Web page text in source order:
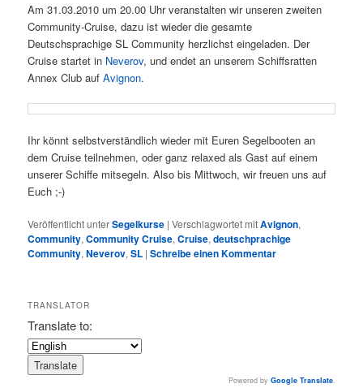
Am 31.03.2010 um 20.00 Uhr veranstalten wir unseren zweiten
Community-Cruise, dazu ist wieder die gesamte
Deutschsprachige SL Community herzlichst eingeladen. Der
Cruise startet in Neverov, und endet an unserem Schiffsratten
Annex Club aufAvignon.
Ihr könnt selbstverständlich wieder mit Euren Segelbooten an
dem Cruise teilnehmen, oder ganz relaxed als Gast auf einem
unserer Schiffe mitsegeln. Also bis Mittwoch, wir freuen uns auf
Euch ;-)
Veröffentlicht unterSegelkurse |Verschlagwortet mitAvignon,
Community,Community Cruise,Cruise,deutschprachige
Community,Neverov,SL |Schreibe einen Kommentar
TRANSLATOR
Translate to:
Powered by Google Translate.